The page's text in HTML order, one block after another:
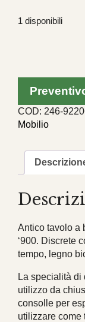
1 disponibili
intagliato
XX
secolo
COD: 246-
Mobilio
Antico tavolo a
‘900. Discrete
tempo, legno
La specialità di
utilizzo da
consolle per
utilizzare come